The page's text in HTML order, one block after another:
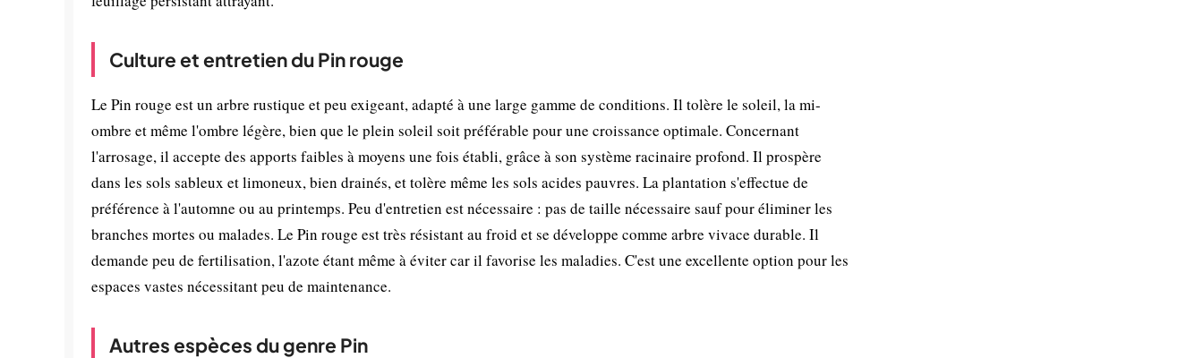
Culture et entretien du Pin rouge
Le Pin rouge est un arbre rustique et peu exigeant, adapté à une large gamme de conditions. Il tolère le soleil, la mi-
ombre et même l'ombre légère, bien que le plein soleil soit préférable pour une croissance optimale. Concernant
l'arrosage, il accepte des apports faibles à moyens une fois établi, grâce à son système racinaire profond. Il prospère
dans les sols sableux et limoneux, bien drainés, et tolère même les sols acides pauvres. La plantation s'effectue de
préférence à l'automne ou au printemps. Peu d'entretien est nécessaire : pas de taille nécessaire sauf pour éliminer les
branches mortes ou malades. Le Pin rouge est très résistant au froid et se développe comme arbre vivace durable. Il
demande peu de fertilisation, l'azote étant même à éviter car il favorise les maladies. C'est une excellente option pour les
espaces vastes nécessitant peu de maintenance.
Autres espèces du genre Pin